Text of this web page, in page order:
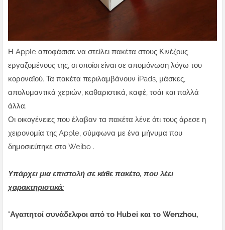
Η Apple αποφάσισε να στείλει πακέτα στους Κινέζους
εργαζομένους της, οι οποίοι είναι σε απομόνωση λόγω του
κοροναϊού. Τα πακέτα περιλαμβάνουν iPads, μάσκες,
απολυμαντικά χεριών, καθαριστικά, καφέ, τσάι και πολλά
άλλα.
Οι οικογένειες που έλαβαν τα πακέτα λένε ότι τους άρεσε η
χειρονομία της Apple, σύμφωνα με ένα μήνυμα που
δημοσιεύτηκε στο Weibo .
Υπάρχει μια επιστολή σε κάθε πακέτο, που λέει
χαρακτηριστικά:
"Αγαπητοί συνάδελφοι από το Hubei και το Wenzhou,